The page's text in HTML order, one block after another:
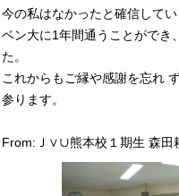
今の私はなかったと確信してい
ベン大に1年間通うことができ
た。
これからもご縁や感謝を忘れ
参ります。
From:Ｊ∨∪熊本校１期生 森田